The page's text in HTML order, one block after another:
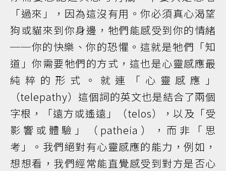
「過來」，因為這沒有用。你必須真心渴望
狗或貓來到你身邊，牠們能感受到你的情緒
──你的快樂、你的恐懼。這就是牠們「知
道」你需要牠們的方式，這也是心靈感應最
純粹的形式。就連「心靈感應」
（telepathy）這個詞的英文也是結合了兩個
字根，「遠方或遙遠」（telos），以及「受
影響或體驗」（patheia），而非「思
考」。我們絕對有心靈感應的能力，例如，
想想看，我們經常能直覺感受到對方是否心